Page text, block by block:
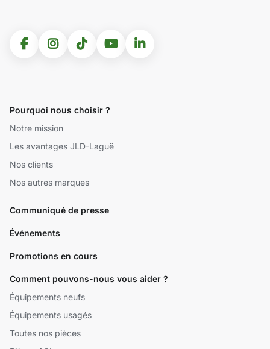
Pourquoi nous choisir ?
Notre mission
Les avantages JLD-Laguë
Nos clients
Nos autres marques
Communiqué de presse
Événements
Promotions en cours
Comment pouvons-nous vous aider ?
Équipements neufs
Équipements usagés
Toutes nos pièces